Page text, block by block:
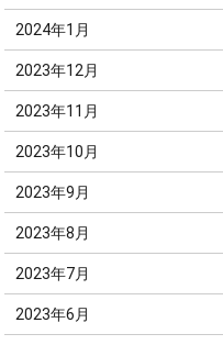
2024年1月
2023年12月
2023年11月
2023年10月
2023年9月
2023年8月
2023年7月
2023年6月